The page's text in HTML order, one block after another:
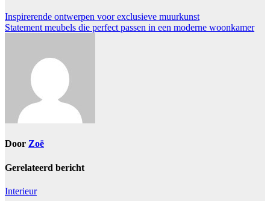
Inspirerende ontwerpen voor exclusieve muurkunst
Statement meubels die perfect passen in een moderne woonkamer
Door Zoë
Gerelateerd bericht
Interieur